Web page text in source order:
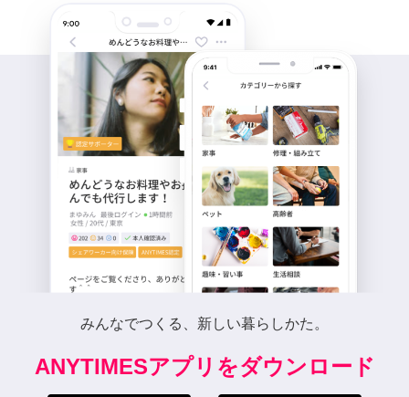
みんなでつくる、新しい暮らしかた。
ANYTIMESアプリをダウンロード